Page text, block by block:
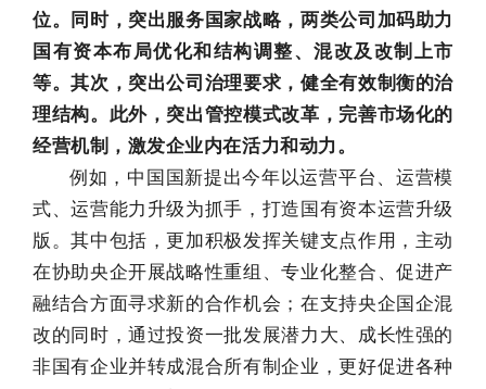
位。同时，突出服务国家战略，两类公司加码助力
国有资本布局优化和结构调整、混改及改制上市
等。其次，突出公司治理要求，健全有效制衡的治
理结构。此外，突出管控模式改革，完善市场化的
经营机制，激发企业内在活力和动力。
例如，中国国新提出今年以运营平台、运营模
式、运营能力升级为抓手，打造国有资本运营升级
版。其中包括，更加积极发挥关键支点作用，主动
在协助央企开展战略性重组、专业化整合、促进产
融结合方面寻求新的合作机会；在支持央企国企混
改的同时，通过投资一批发展潜力大、成长性强的
非国有企业并转成混合所有制企业，更好促进各种